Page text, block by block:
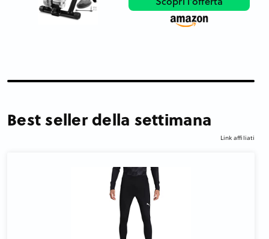
Best seller della settimana
Link affiliati